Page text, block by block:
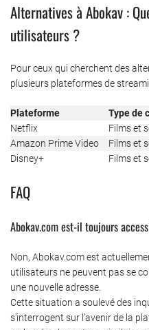
Alternatives à Abokav :
utilisateurs ?
Pour ceux qui cherchent des
plusieurs plateformes de
Plateforme Type de
Netflix
Films et
Amazon Prime Video
Films et
Disney+
Films et
FAQ
Abokav.com est-il toujours
Non, Abokav.com est
utilisateurs ne peuvent pas se
une nouvelle adresse.
Cette situation a soulevé des
s’interrogent sur l’avenir de la